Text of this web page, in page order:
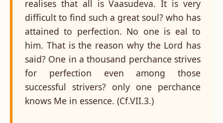
realises that all is Vaasudeva. It is very
difficult to find such a great soul? who has
attained to perfection. No one is eal to
him. That is the reason why the Lord has
said? One in a thousand perchance strives
for perfection even among those
successful strivers? only one perchance
knows Me in essence. (Cf.VII.3.)